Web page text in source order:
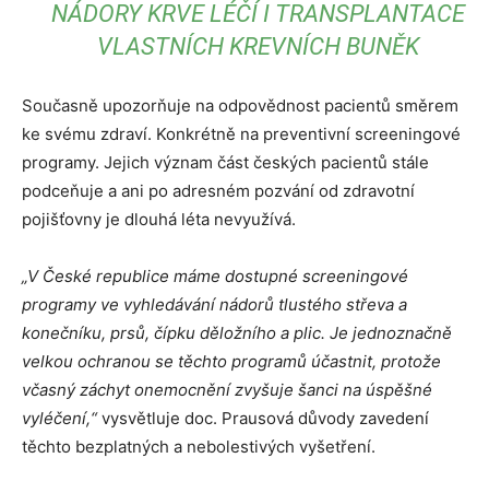
NÁDORY KRVE LÉČÍ I TRANSPLANTACE
VLASTNÍCH KREVNÍCH BUNĚK
Současně upozorňuje na odpovědnost pacientů směrem
ke svému zdraví. Konkrétně na preventivní screeningové
programy. Jejich význam část českých pacientů stále
podceňuje a ani po adresném pozvání od zdravotní
pojišťovny je dlouhá léta nevyužívá.
„V České republice máme dostupné screeningové
programy ve vyhledávání nádorů tlustého střeva a
konečníku, prsů, čípku děložního a plic. Je jednoznačně
velkou ochranou se těchto programů účastnit, protože
včasný záchyt onemocnění zvyšuje šanci na úspěšné
vyléčení,“vysvětluje doc. Prausová důvody zavedení
těchto bezplatných a nebolestivých vyšetření.